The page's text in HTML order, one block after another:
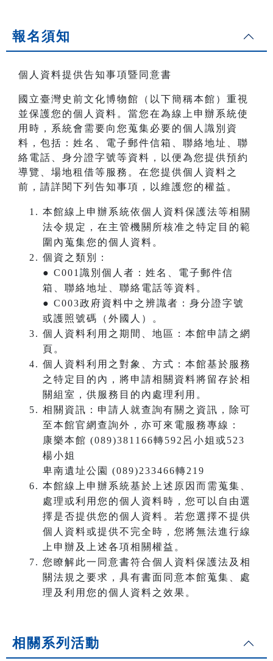
報名須知
個人資料提供告知事項暨同意書
國立臺灣史前文化博物館（以下簡稱本館）重視
並保護您的個人資料。當您在為線上申辦系統使
用時，系統會需要向您蒐集必要的個人識別資
料，包括：姓名、電子郵件信箱、聯絡地址、聯
絡電話、身分證字號等資料，以便為您提供預約
導覽、場地租借等服務。在您提供個人資料之
前，請詳閱下列告知事項，以維護您的權益。
本館線上申辦系統依個人資料保護法等相關
法令規定，在主管機關所核准之特定目的範
圍內蒐集您的個人資料。
個資之類別：
● C001識別個人者：姓名、電子郵件信
箱、聯絡地址、聯絡電話等資料。
● C003政府資料中之辨識者：身分證字號
或護照號碼（外國人）。
個人資料利用之期間、地區：本館申請之網
頁。
個人資料利用之對象、方式：本館基於服務
之特定目的內，將申請相關資料將留存於相
關組室，供服務目的內處理利用。
相關資訊：申請人就查詢有關之資訊，除可
至本館官網查詢外，亦可來電服務專線：
康樂本館 (089)381166轉592呂小姐或523
楊小姐
卑南遺址公園 (089)233466轉219
本館線上申辦系統基於上述原因而需蒐集、
處理或利用您的個人資料時，您可以自由選
擇是否提供您的個人資料。若您選擇不提供
個人資料或提供不完全時，您將無法進行線
上申辦及上述各項相關權益。
您瞭解此一同意書符合個人資料保護法及相
關法規之要求，具有書面同意本館蒐集、處
理及利用您的個人資料之效果。
相關系列活動